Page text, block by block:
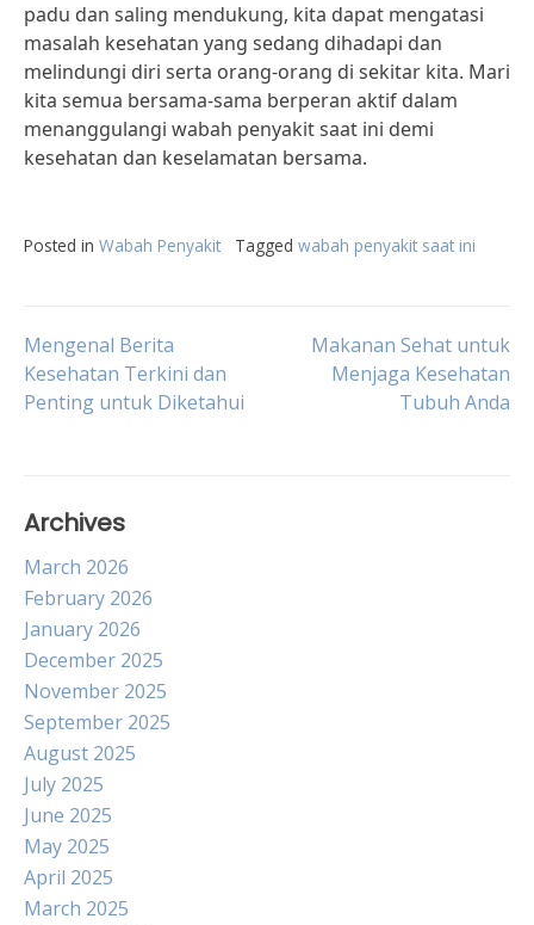
padu dan saling mendukung, kita dapat mengatasi
masalah kesehatan yang sedang dihadapi dan
melindungi diri serta orang-orang di sekitar kita. Mari
kita semua bersama-sama berperan aktif dalam
menanggulangi wabah penyakit saat ini demi
kesehatan dan keselamatan bersama.
Posted in Wabah Penyakit Tagged wabah penyakit saat ini
Post
navigation
Mengenal Berita
Kesehatan Terkini dan
Penting untuk Diketahui
Makanan Sehat untuk
Menjaga Kesehatan
Tubuh Anda
Archives
March 2026
February 2026
January 2026
December 2025
November 2025
September 2025
August 2025
July 2025
June 2025
May 2025
April 2025
March 2025